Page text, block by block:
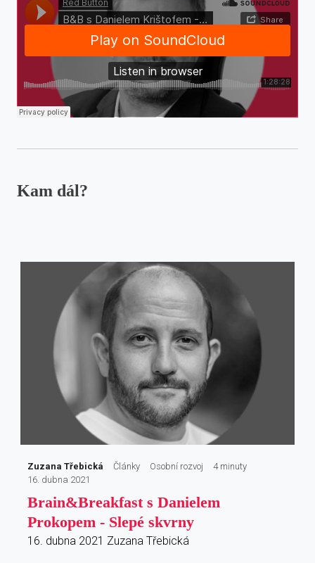
Red Button·B&B s Danielem Krištofem - Skončíme na pracáku? (audio)
Kam dál?
Zuzana Třebická Články Osobní rozvoj
4 minuty
16. dubna 2021
Brain&Breakfast s Danielem
Prokopem - Slepé skvrny
16. dubna 2021 Zuzana Třebická